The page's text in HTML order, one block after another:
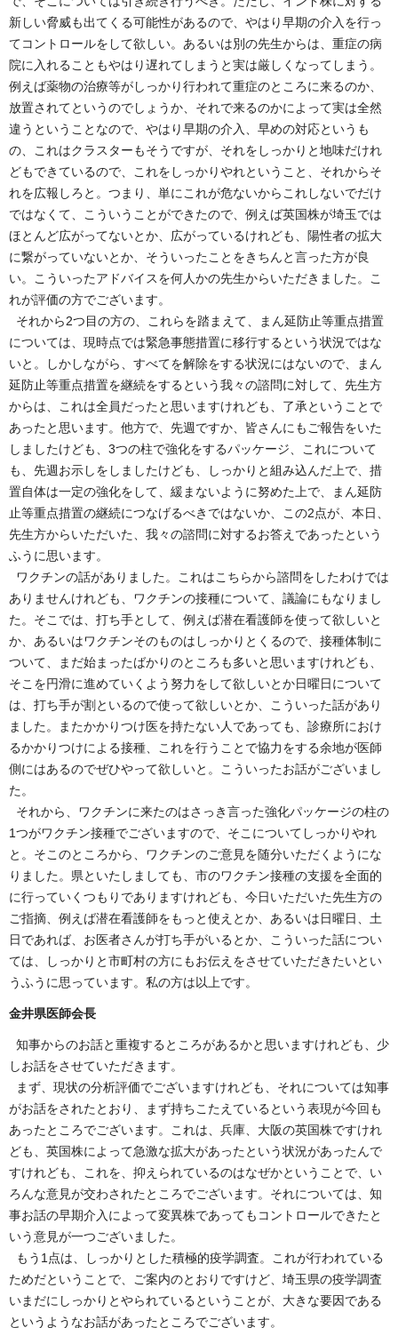
新しい脅威も出てくる可能性があるので、やはり早期の介入を行っ
てコントロールをして欲しい。あるいは別の先生からは、重症の病
院に入れることもやはり遅れてしまうと実は厳しくなってしまう。
例えば薬物の治療等がしっかり行われて重症のところに来るのか、
放置されてというのでしょうか、それで来るのかによって実は全然
違うということなので、やはり早期の介入、早めの対応というも
の、これはクラスターもそうですが、それをしっかりと地味だけれ
どもできているので、これをしっかりやれということ、それからそ
れを広報しろと。つまり、単にこれが危ないからこれしないでだけ
ではなくて、こういうことができたので、例えば英国株が埼玉では
ほとんど広がってないとか、広がっているけれども、陽性者の拡大
に繋がっていないとか、そういったことをきちんと言った方が良
い。こういったアドバイスを何人かの先生からいただきました。こ
れが評価の方でございます。
それから2つ目の方の、これらを踏まえて、まん延防止等重点措置
については、現時点では緊急事態措置に移行するという状況ではな
いと。しかしながら、すべてを解除をする状況にはないので、まん
延防止等重点措置を継続をするという我々の諮問に対して、先生方
からは、これは全員だったと思いますけれども、了承ということで
あったと思います。他方で、先週ですか、皆さんにもご報告をいた
しましたけども、3つの柱で強化をするパッケージ、これについて
も、先週お示しをしましたけども、しっかりと組み込んだ上で、措
置自体は一定の強化をして、緩まないように努めた上で、まん延防
止等重点措置の継続につなげるべきではないか、この2点が、本日、
先生方からいただいた、我々の諮問に対するお答えであったという
ふうに思います。
ワクチンの話がありました。これはこちらから諮問をしたわけでは
ありませんけれども、ワクチンの接種について、議論にもなりまし
た。そこでは、打ち手として、例えば潜在看護師を使って欲しいと
か、あるいはワクチンそのものはしっかりとくるので、接種体制に
ついて、まだ始まったばかりのところも多いと思いますけれども、
そこを円滑に進めていくよう努力をして欲しいとか日曜日について
は、打ち手が割といるので使って欲しいとか、こういった話があり
ました。またかかりつけ医を持たない人であっても、診療所におけ
るかかりつけによる接種、これを行うことで協力をする余地が医師
側にはあるのでぜひやって欲しいと。こういったお話がございまし
た。
それから、ワクチンに来たのはさっき言った強化パッケージの柱の
1つがワクチン接種でございますので、そこについてしっかりやれ
と。そこのところから、ワクチンのご意見を随分いただくようにな
りました。県といたしましても、市のワクチン接種の支援を全面的
に行っていくつもりでありますけれども、今日いただいた先生方の
ご指摘、例えば潜在看護師をもっと使えとか、あるいは日曜日、土
日であれば、お医者さんが打ち手がいるとか、こういった話につい
ては、しっかりと市町村の方にもお伝えをさせていただきたいとい
うふうに思っています。私の方は以上です。
金井県医師会長
知事からのお話と重複するところがあるかと思いますけれども、少
しお話をさせていただきます。
まず、現状の分析評価でございますけれども、それについては知事
がお話をされたとおり、まず持ちこたえているという表現が今回も
あったところでございます。これは、兵庫、大阪の英国株ですけれ
ども、英国株によって急激な拡大があったという状況があったんで
すけれども、これを、抑えられているのはなぜかということで、い
ろんな意見が交わされたところでございます。それについては、知
事お話の早期介入によって変異株であってもコントロールできたと
いう意見が一つございました。
もう1点は、しっかりとした積極的疫学調査。これが行われている
ためだということで、ご案内のとおりですけど、埼玉県の疫学調査
いまだにしっかりとやられているということが、大きな要因である
というようなお話があったところでございます。